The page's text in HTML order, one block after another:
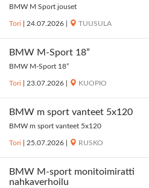
BMW M Sport jouset
Tori 24.07.2026 TUUSULA
BMW M-Sport 18”
BMW M-Sport 18”
Tori 23.07.2026 KUOPIO
BMW m sport vanteet 5x120
BMW m sport vanteet 5x120
Tori 25.07.2026 RUSKO
BMW M-sport monitoimiratti
nahkaverhoilu